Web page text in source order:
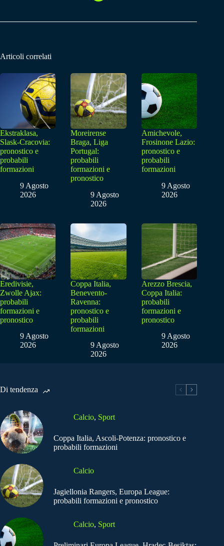
Articoli correlati
Ekstraklasa,
Slask-Cracovia:
pronostico e
probabili
formazioni
9 Agosto
2026
Moreirense
Braga, Liga
Portugal:
probabili
formazioni e
pronostico
9 Agosto
2026
Amichevole,
Frosinone Lazio:
pronostico e
probabili
formazioni
9 Agosto
2026
Eredivisie,
Zwolle Ajax:
probabili
formazioni e
pronostico
9 Agosto
2026
Coppa Italia,
Benevento-
Ravenna:
pronostico e
probabili
formazioni
9 Agosto
2026
Arezzo Brescia,
Coppa Italia:
probabili
formazioni e
pronostico
9 Agosto
2026
Di tendenza
Calcio, Sport
Coppa Italia, Ascoli-Potenza: pronostico e
probabili formazioni
Calcio
Jagiellonia Rangers, Europa League:
probabili formazioni e pronostico
Calcio, Sport